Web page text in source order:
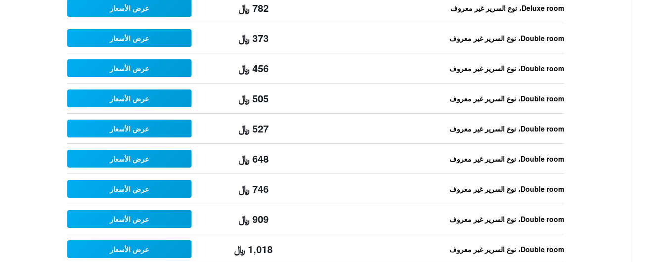
Deluxe room، نوع السرير غير معروف 782 ﷼ عرض الأسعار
Double room، نوع السرير غير معروف 373 ﷼ عرض الأسعار
Double room، نوع السرير غير معروف 456 ﷼ عرض الأسعار
Double room، نوع السرير غير معروف 505 ﷼ عرض الأسعار
Double room، نوع السرير غير معروف 527 ﷼ عرض الأسعار
Double room، نوع السرير غير معروف 648 ﷼ عرض الأسعار
Double room، نوع السرير غير معروف 746 ﷼ عرض الأسعار
Double room، نوع السرير غير معروف 909 ﷼ عرض الأسعار
Double room، نوع السرير غير معروف 1,018 ﷼ عرض الأسعار